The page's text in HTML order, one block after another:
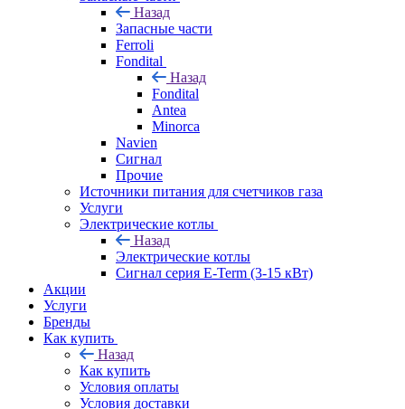
Назад
Запасные части
Ferroli
Fondital
Назад
Fondital
Antea
Minorca
Navien
Сигнал
Прочие
Источники питания для счетчиков газа
Услуги
Электрические котлы
Назад
Электрические котлы
Сигнал серия E-Term (3-15 кВт)
Акции
Услуги
Бренды
Как купить
Назад
Как купить
Условия оплаты
Условия доставки